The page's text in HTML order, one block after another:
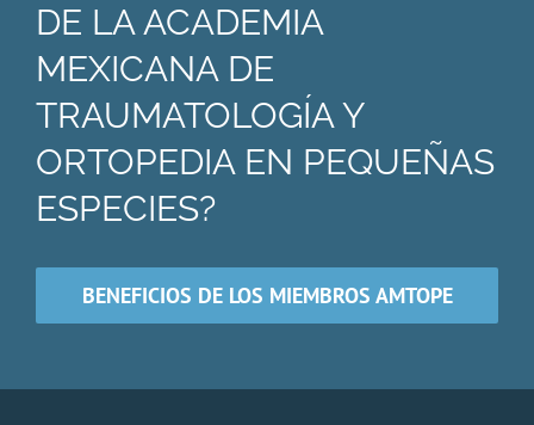
DE LA ACADEMIA
MEXICANA DE
TRAUMATOLOGÍA Y
ORTOPEDIA EN PEQUEÑAS
ESPECIES?
BENEFICIOS DE LOS MIEMBROS AMTOPE